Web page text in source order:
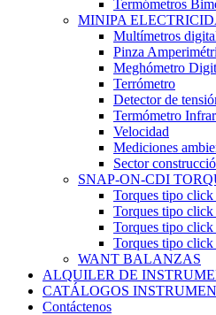
Termómetros
MINIPA
Multímetros
Pinza
Meghómetro
Terrómetro
Detector de
Termómetro
Velocidad
Mediciones
Sector
SNAP-ON-CDI
Torques tipo
Torques tipo
Torques tipo
Torques tipo
WANT BALANZAS
ALQUILER DE
CATÁLOGOS
Contáctenos